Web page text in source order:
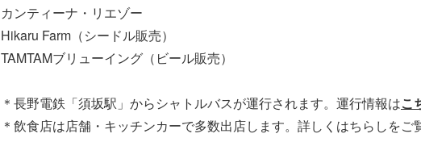
カンティーナ・リエゾー
Hikaru Farm（シードル販売）
TAMTAMブリューイング（ビール販売）
＊長野電鉄「須坂駅」からシャトルバスが運行されます。運行情報はこ
＊飲食店は店舗・キッチンカーで多数出店します。詳しくはちらしをご